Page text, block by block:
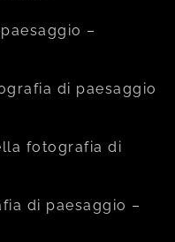
–
di paesaggio
fotografia di
di paesaggio –